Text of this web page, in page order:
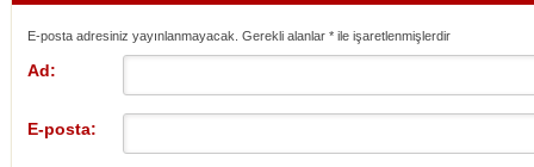
E-posta adresiniz yayınlanmayacak. Gerekli alanlar * ile işaretlenmişlerdir
Ad:
E-posta: